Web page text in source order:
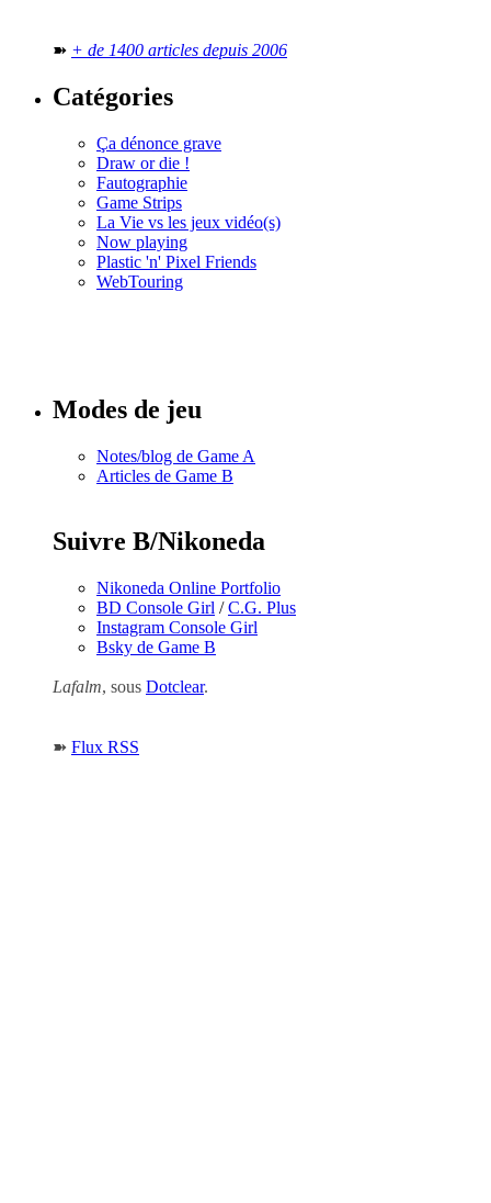
➽ + de 1400 articles depuis 2006
Catégories
Ça dénonce grave
Draw or die !
Fautographie
Game Strips
La Vie vs les jeux vidéo(s)
Now playing
Plastic 'n' Pixel Friends
WebTouring
Modes de jeu
Notes/blog de Game A
Articles de Game B
Suivre B/Nikoneda
Nikoneda Online Portfolio
BD Console Girl /C.G. Plus
Instagram Console Girl
Bsky de Game B
Lafalm, sous Dotclear.
➽ Flux RSS